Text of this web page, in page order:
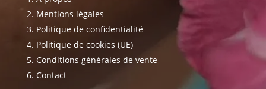
Mentions légales
Politique de confidentialité
Politique de cookies (UE)
Conditions générales de vente
Contact